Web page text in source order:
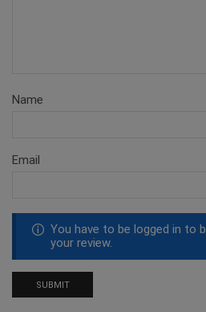
Name
Email
You have to be logged in to
your review.